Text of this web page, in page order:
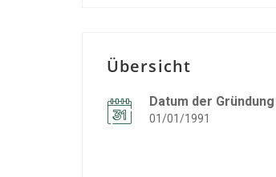
Übersicht
Datum der Gründung
01/01/1991